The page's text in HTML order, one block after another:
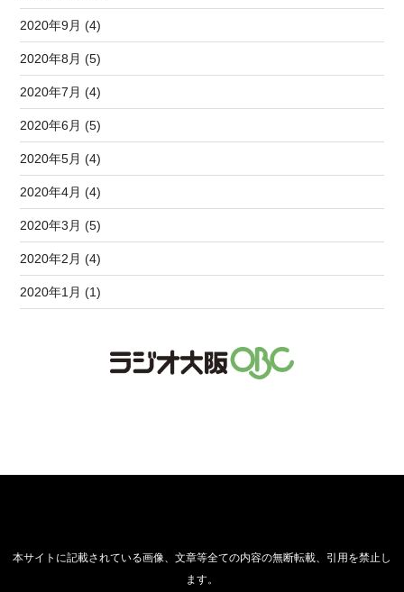
2020年9月 (4)
2020年8月 (5)
2020年7月 (4)
2020年6月 (5)
2020年5月 (4)
2020年4月 (4)
2020年3月 (5)
2020年2月 (4)
2020年1月 (1)
本サイトに記載されている画像、文章等全ての内容の無断転載、引用を禁止し
ます。